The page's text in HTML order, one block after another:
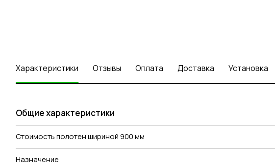
Характеристики Отзывы Оплата Доставка Установка
Общие характеристики
Стоимость полотен шириной 900 мм
Назначение